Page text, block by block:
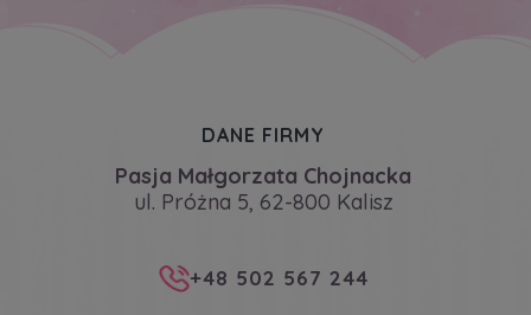
DANE FIRMY
Pasja Małgorzata Chojnacka
ul. Próżna 5, 62-800 Kalisz
+48 502 567 244